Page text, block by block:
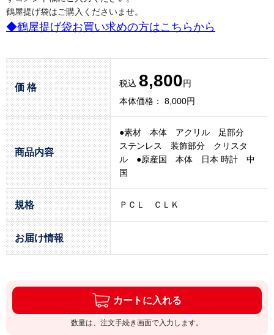
鶴屋提げ袋はご購入くださいませ。
◆鶴屋提げ袋お買い求めの方はこちらから
価 格 税込 8,800円
本体価格： 8,000円
商品内容
●素材 本体 アクリル 足部分
ステンレス 装飾部分 クリスタ
ル ●原産国 本体 日本 時計 中
国
規格 ＰＣＬ ＣＬＫ
お届け情報
カートに入れる
数量は、注文手続き画面で入力します。